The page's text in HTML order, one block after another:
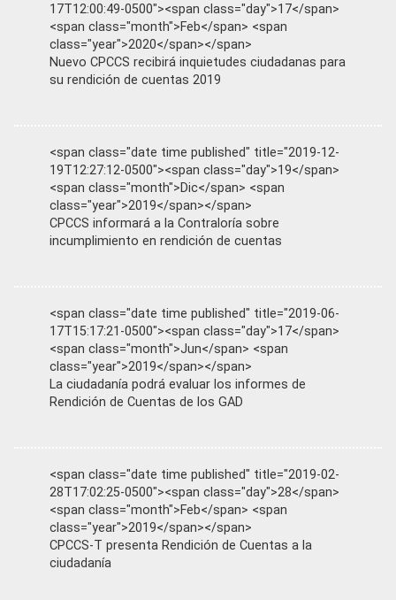
17T12:00:49-0500"><span class="day">17</span>
<span class="month">Feb</span> <span
class="year">2020</span></span>
Nuevo CPCCS recibirá inquietudes ciudadanas para
su rendición de cuentas 2019
<span class="date time published" title="2019-12-
19T12:27:12-0500"><span class="day">19</span>
<span class="month">Dic</span> <span
class="year">2019</span></span>
CPCCS informará a la Contraloría sobre
incumplimiento en rendición de cuentas
<span class="date time published" title="2019-06-
17T15:17:21-0500"><span class="day">17</span>
<span class="month">Jun</span> <span
class="year">2019</span></span>
La ciudadanía podrá evaluar los informes de
Rendición de Cuentas de los GAD
<span class="date time published" title="2019-02-
28T17:02:25-0500"><span class="day">28</span>
<span class="month">Feb</span> <span
class="year">2019</span></span>
CPCCS-T presenta Rendición de Cuentas a la
ciudadanía